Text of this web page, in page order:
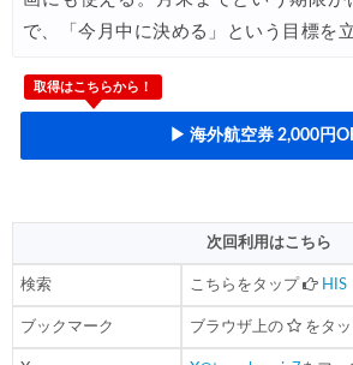
で、「今月中に決める」という目標を
取得はこちらから！
▶ 海外航空券 2,000円
次回利用はこちら
検索 こちらをタップ HIS
ブックマーク ブラウザ上の をタッ